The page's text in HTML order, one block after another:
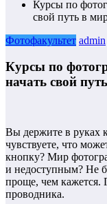
Курсы по
свой путь в
Фотофакультет admin
Курсы по
начать свой
Вы держите в руках
чувствуете, что
кнопку? Мир
и недоступным? Не
проще, чем кажется.
проводника.